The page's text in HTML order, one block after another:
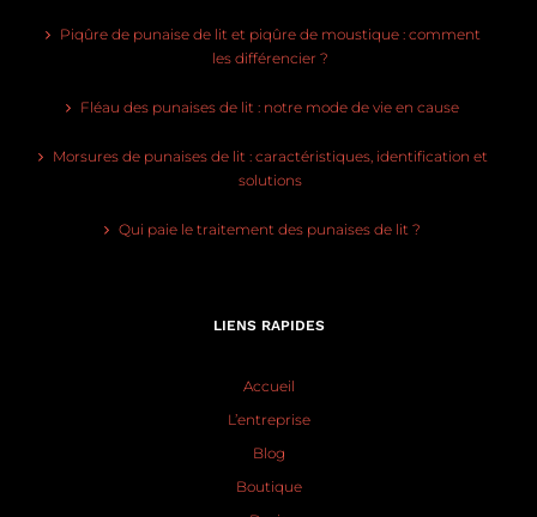
Piqûre de punaise de lit et piqûre de moustique : comment
les différencier ?
Fléau des punaises de lit : notre mode de vie en cause
Morsures de punaises de lit : caractéristiques, identification et
solutions
Qui paie le traitement des punaises de lit ?
LIENS RAPIDES
Accueil
L’entreprise
Blog
Boutique